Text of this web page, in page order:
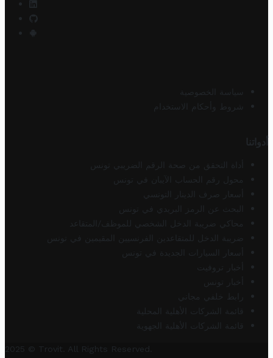
سياسة الخصوصية
شروط وأحكام الاستخدام
أدواتنا
أداة التحقق من صحة الرقم الضريبي تونس
محول رقم الحساب الآيبان في تونس
أسعار صرف الدينار التونسي
البحث عن الرمز البريدي في تونس
محاكي ضريبة الدخل الشخصي للموظف/المتقاعد
ضريبة الدخل للمتقاعدين الفرنسيين المقيمين في تونس
أسعار السيارات الجديدة في تونس
أخبار تروفيت
أخبار تونس
رابط خلفي مجاني
قائمة الشركات الأهلية المحلية
قائمة الشركات الأهلية الجهوية
2025 © Trovit. All Rights Reserved.